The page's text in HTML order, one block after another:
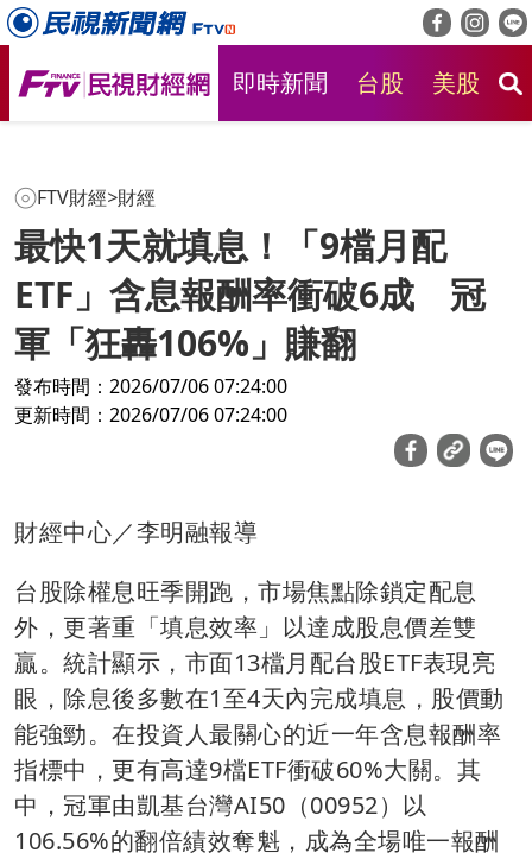
即時新聞 台股 美股
FTV財經>財經
最快1天就填息！「9檔月配
ETF」含息報酬率衝破6成 冠
軍「狂轟106%」賺翻
發布時間：2026/07/06 07:24:00
更新時間：2026/07/06 07:24:00
財經中心／李明融報導
台股除權息旺季開跑，市場焦點除鎖定配息
外，更著重「填息效率」以達成股息價差雙
贏。統計顯示，市面13檔月配台股ETF表現亮
眼，除息後多數在1至4天內完成填息，股價動
能強勁。在投資人最關心的近一年含息報酬率
指標中，更有高達9檔ETF衝破60%大關。其
中，冠軍由凱基台灣AI50（00952）以
106.56%的翻倍績效奪魁，成為全場唯一報酬